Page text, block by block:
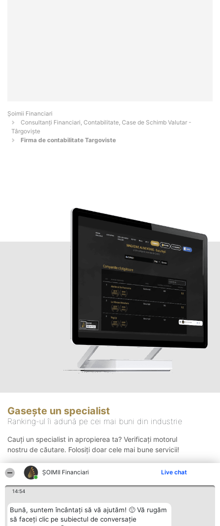
ȘOIMII Financiari Live chat
14:54
Bună, suntem încântați să vă ajutăm! 🙂 Vă rugăm
să faceți clic pe subiectul de conversație
Șoimii Financiari
Consultanți Financiari, Contabilitate, Case de Schimb Valutar -
Târgovişte
Firma de contabilitate Targoviste
Gasește un specialist
Ranking-ul îi adună pe cei mai buni din industrie
Cauți un specialist in apropierea ta? Verificați motorul
nostru de căutare. Folosiți doar cele mai bune servicii!